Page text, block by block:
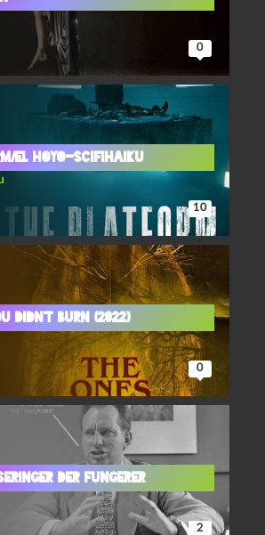
0
El Hoyo-scifihaiku
10
didn’t burn (2022)
0
der fungerer
2